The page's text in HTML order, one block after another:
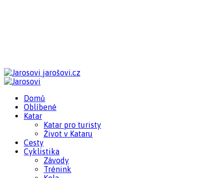
jarošovi.cz
Domů
Oblíbené
Katar
Katar pro turisty
Život v Kataru
Cesty
Cyklistika
Závody
Trénink